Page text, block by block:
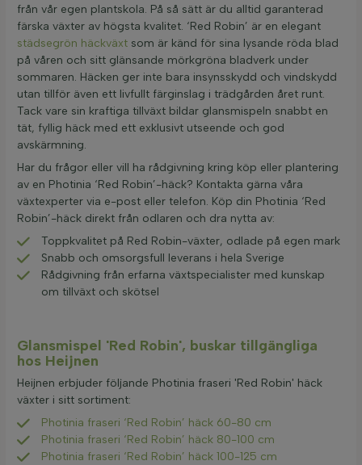
från vår egen plantskola. På så sätt är du alltid garanterad
färska växter av högsta kvalitet. ‘Red Robin’ är en elegant
städsegrön häckväxt som är känd för sina lysande röda blad
på våren och sitt glänsande mörkgröna bladverk under
sommaren. Häcken ger inte bara insynsskydd och vindskydd
utan tillför även ett livfullt färginslag i trädgården året runt.
Tack vare sin kraftiga tillväxt bildar glansmispeln snabbt en
tät, fyllig häck med ett exklusivt utseende och god
avskärmning.
Har du frågor eller vill ha rådgivning kring köp eller plantering
av en Photinia ‘Red Robin’-häck? Kontakta gärna våra
växtexperter via e-post eller telefon. Köp din Photinia ‘Red
Robin’-häck direkt från odlaren och dra nytta av:
Toppkvalitet på Red Robin-växter, odlade på egen mark
Snabb och omsorgsfull leverans i hela Sverige
Rådgivning från erfarna växtspecialister med kunskap
om tillväxt och skötsel
Glansmispel 'Red Robin', buskar tillgängliga
hos Heijnen
Heijnen erbjuder följande Photinia fraseri 'Red Robin' häck
växter i sitt sortiment:
Photinia fraseri ‘Red Robin’ häck 60-80 cm
Photinia fraseri ‘Red Robin’ häck 80-100 cm
Photinia fraseri ‘Red Robin’ häck 100-125 cm